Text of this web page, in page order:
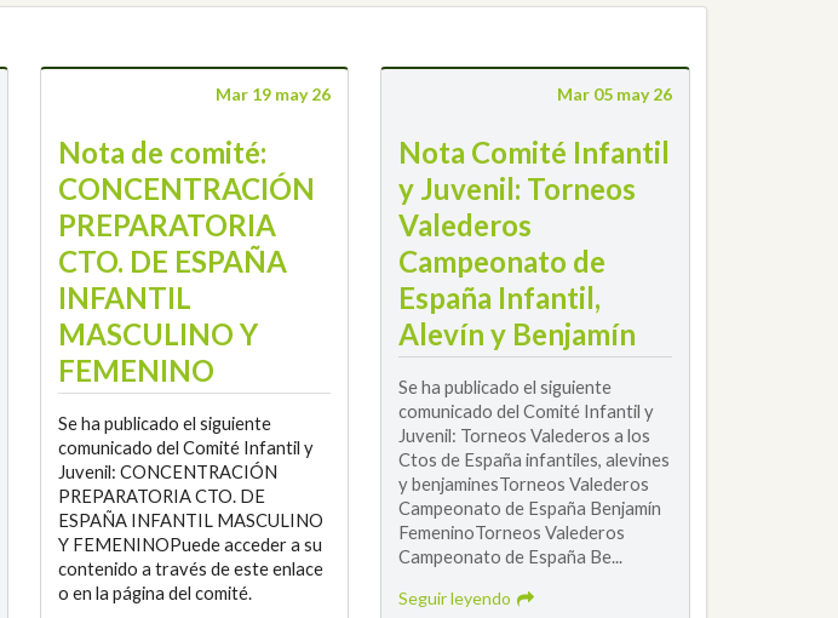
Mar 19 may 26
Nota de comité:
CONCENTRACIÓN
PREPARATORIA
CTO. DE ESPAÑA
INFANTIL
MASCULINO Y
FEMENINO
Se ha publicado el siguiente
comunicado del Comité Infantil y
Juvenil: CONCENTRACIÓN
PREPARATORIA CTO. DE
ESPAÑA INFANTIL MASCULINO
Y FEMENINOPuede acceder a su
contenido a través de este enlace
o en la página del comité.
Mar 05 may 26
Nota Comité Infantil
y Juvenil: Torneos
Valederos
Campeonato de
España Infantil,
Alevín y Benjamín
Se ha publicado el siguiente
comunicado del Comité Infantil y
Juvenil: Torneos Valederos a los
Ctos de España infantiles, alevines
y benjaminesTorneos Valederos
Campeonato de España Benjamín
FemeninoTorneos Valederos
Campeonato de España Be...
Seguir leyendo